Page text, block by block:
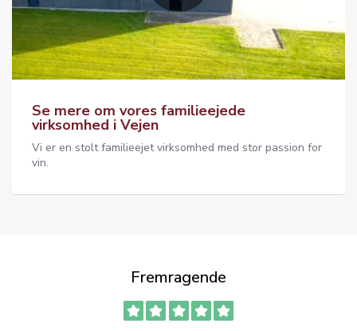
Se mere om vores familieejede
virksomhed i Vejen
Vi er en stolt familieejet virksomhed med stor passion for
vin.
Fremragende